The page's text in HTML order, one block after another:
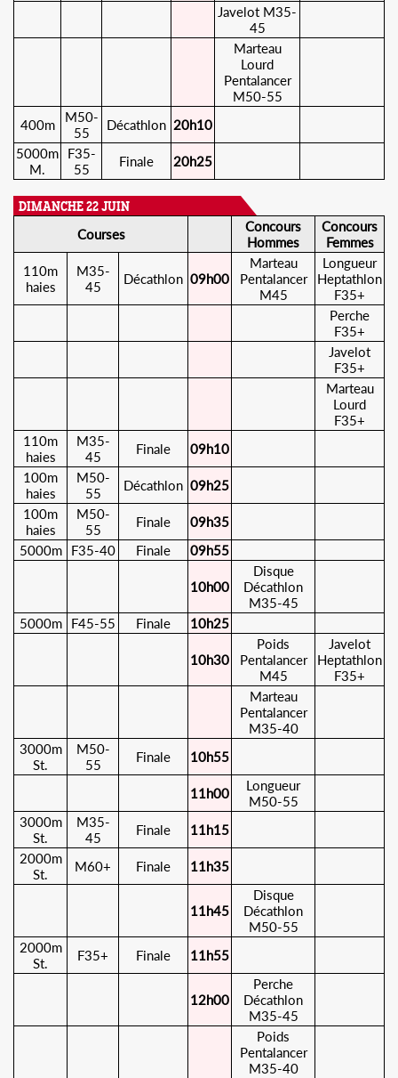
Javelot M35-
45
Marteau
Lourd
Pentalancer
M50-55
400m
M50-
55
Décathlon 20h10
5000m
M.
F35-
55
Finale 20h25
DIMANCHE 22 JUIN
Courses
Concours
Hommes
Concours
Femmes
110m
haies
M35-
45
Décathlon 09h00
Marteau
Pentalancer
M45
Longueur
Heptathlon
F35+
Perche
F35+
Javelot
F35+
Marteau
Lourd
F35+
110m
haies
M35-
45
Finale
09h10
100m
haies
M50-
55
Décathlon 09h25
100m
haies
M50-
55
Finale
09h35
5000m
F35-40 Finale 09h55
10h00
Disque
Décathlon
M35-45
5000m
F45-55 Finale 10h25
10h30
Poids
Pentalancer
M45
Javelot
Heptathlon
F35+
Marteau
Pentalancer
M35-40
3000m
St.
M50-
55
Finale 10h55
11h00
Longueur
M50-55
3000m
St.
M35-
45
Finale
11h15
2000m
St.
M60+ Finale 11h35
11h45
Disque
Décathlon
M50-55
2000m
St.
F35+ Finale 11h55
12h00
Perche
Décathlon
M35-45
Poids
Pentalancer
M35-40